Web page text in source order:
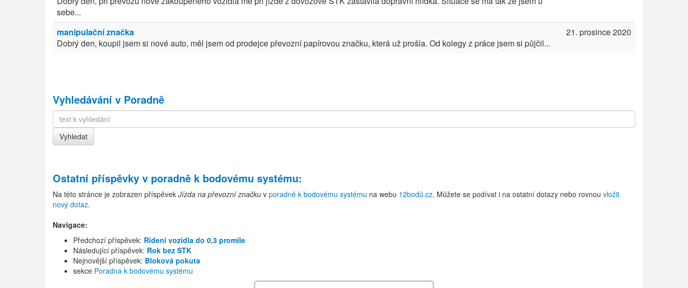
sebe...
manipulační značka
Dobrý den, koupil jsem si nové auto, měl jsem od prodejce převozní papírovou značku, která už prošla. Od kolegy z práce jsem si půjčil...
21. prosince 2020
Vyhledávání v Poradně
Ostatní příspěvky v poradně k bodovému systému:
Na této stránce je zobrazen příspěvek Jízda na převozní značku v poradně k bodovému systému na webu 12bodů.cz. Můžete se podívat i na ostatní dotazy nebo rovnou vložit
nový dotaz.
Navigace:
Předchozí příspěvek: Rideni vozidla do 0,3 promile
Následující příspěvek: Rok bez STK
Nejnovější příspěvek: Bloková pokuta
sekce Poradna k bodovému systému